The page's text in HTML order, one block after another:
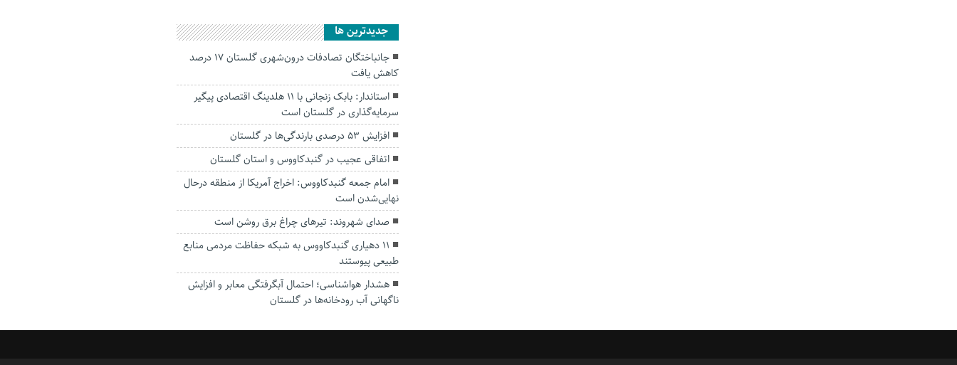
جديدترين ها
جانباختگان تصادفات درون‌شهری گلستان ۱۷ درصد
کاهش یافت
استاندار: بابک زنجانی با ۱۱ هلدینگ اقتصادی پیگیر
سرمایه‌گذاری در گلستان است
افزایش ۵۳ درصدی بارندگی‌ها در گلستان
اتفاقی عجیب در‌ گنبدکاووس و استان گلستان
امام جمعه گنبدکاووس: اخراج آمریکا از منطقه درحال
نهایی‌شدن است
صدای شهروند: تیرهای چراغ برق روشن است
۱۱ دهیاری گنبدکاووس به شبکه حفاظت مردمی منابع
طبیعی پیوستند
هشدار هواشناسی؛ احتمال آبگرفتگی معابر و افزایش
ناگهانی آب رودخانه‌ها در گلستان